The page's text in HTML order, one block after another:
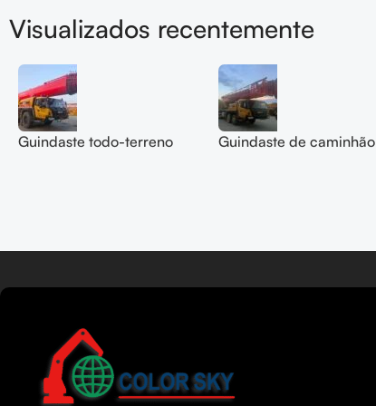
Visualizados recentemente
Guindaste todo-terreno
Guindaste de caminhão
Urdu